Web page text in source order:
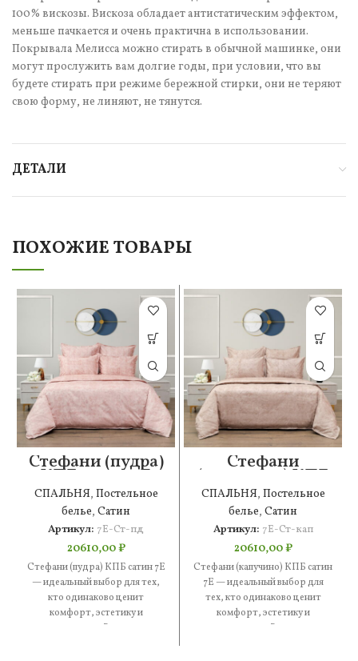
100% вискозы. Вискоза обладает антистатическим эффектом,
меньше пачкается и очень практична в использовании.
Покрывала Мелисса можно стирать в обычной машинке, они
могут прослужить вам долгие годы, при условии, что вы
будете стирать при режиме бережной стирки, они не теряют
свою форму, не линяют, не тянутся.
ДЕТАЛИ
ПОХОЖИЕ ТОВАРЫ
Стефани (пудра)
КПБ сатин 7Е
СПАЛЬНЯ, Постельное
белье, Сатин
Артикул: 7Е-Ст-пд
20610,00₽
Стефани (пудра) КПБ сатин 7Е
— идеальный выбор для тех,
кто одинаково ценит
комфорт, эстетику и
практичность. В составе —
Стефани
(капучино) КПБ
сатин 7Е
СПАЛЬНЯ, Постельное
белье, Сатин
Артикул: 7Е-Ст-кап
20610,00₽
Стефани (капучино) КПБ сатин
7Е — идеальный выбор для
тех, кто одинаково ценит
комфорт, эстетику и
практичность. В составе —